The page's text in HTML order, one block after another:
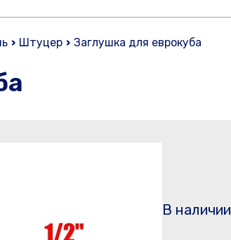
Штуцер Заглушка для еврокуба
В наличии